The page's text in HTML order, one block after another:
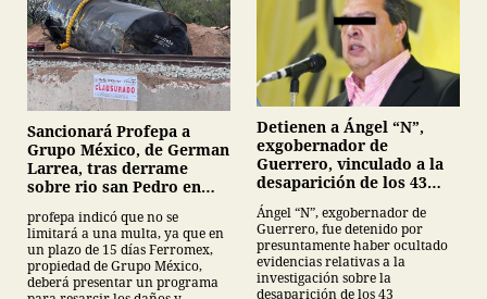
Sancionará Profepa a
Grupo México, de German
Larrea, tras derrame
sobre rio san Pedro en
profepa indicó que no se
limitará a una multa, ya que en
un plazo de 15 días Ferromex,
propiedad de Grupo México,
deberá presentar un programa
Detienen a Ángel “N”,
exgobernador de
Guerrero, vinculado a la
desaparición de los 43
normalistas de
Ayotzinapa
Ángel “N”, exgobernador de
Guerrero, fue detenido por
presuntamente haber ocultado
evidencias relativas a la
investigación sobre la
desaparición de los 43